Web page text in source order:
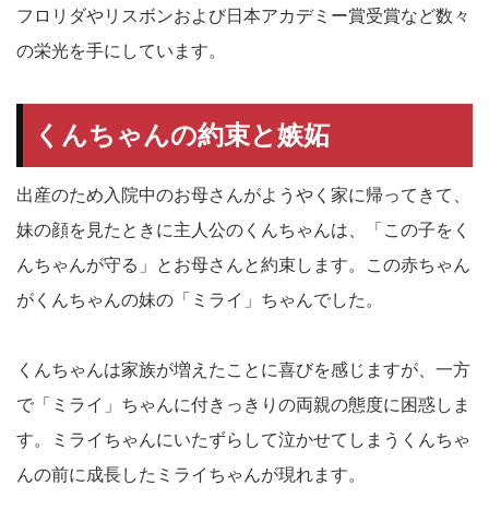
フロリダやリスボンおよび日本アカデミー賞受賞など数々
の栄光を手にしています。
くんちゃんの約束と嫉妬
出産のため入院中のお母さんがようやく家に帰ってきて、
妹の顔を見たときに主人公のくんちゃんは、「この子をく
んちゃんが守る」とお母さんと約束します。この赤ちゃん
がくんちゃんの妹の「ミライ」ちゃんでした。
くんちゃんは家族が増えたことに喜びを感じますが、一方
で「ミライ」ちゃんに付きっきりの両親の態度に困惑しま
す。ミライちゃんにいたずらして泣かせてしまうくんちゃ
んの前に成長したミライちゃんが現れます。